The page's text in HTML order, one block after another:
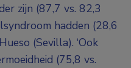
zijn (87,7 vs. 82,3
hadden (28,6
(Sevilla). ‘Ook
(75,8 vs.